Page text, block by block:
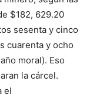
$182, 629.20
sesenta y cinco
cuarenta y ocho
moral). Eso
la cárcel.
el